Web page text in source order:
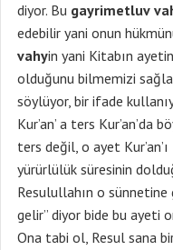
diyor. Bu gayrimetluv
edebilir yani onun
vahyin yani Kitabın
olduğunu bilmemizi
söylüyor, bir ifade
Kur’an’ a ters Kur’an’da
ters değil, o ayet
yürürlülük süresinin
Resulullahın o
gelir” diyor bide bu ayeti
Ona tabi ol, Resul sana